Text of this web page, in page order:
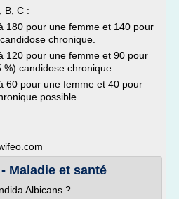
B, C :
180 pour une femme et 140 pour
chronique.
120 pour une femme et 90 pour
candidose chronique.
60 pour une femme et 40 pour
possible...
Maladie et santé
Albicans ?